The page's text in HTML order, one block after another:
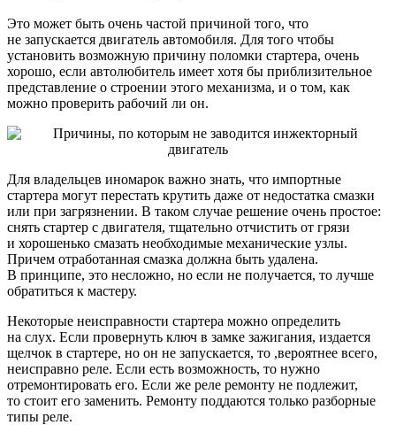
Это может быть очень частой причиной того, что
не запускается двигатель автомобиля. Для того чтобы
установить возможную причину поломки стартера, очень
хорошо, если автолюбитель имеет хотя бы приблизительное
представление о строении этого механизма, и о том, как
можно проверить рабочий ли он.
Для владельцев иномарок важно знать, что импортные
стартера могут перестать крутить даже от недостатка смазки
или при загрязнении. В таком случае решение очень простое:
снять стартер с двигателя, тщательно отчистить от грязи
и хорошенько смазать необходимые механические узлы.
Причем отработанная смазка должна быть удалена.
В принципе, это несложно, но если не получается, то лучше
обратиться к мастеру.
Некоторые неисправности стартера можно определить
на слух. Если провернуть ключ в замке зажигания, издается
щелчок в стартере, но он не запускается, то ,вероятнее всего,
неисправно реле. Если есть возможность, то нужно
отремонтировать его. Если же реле ремонту не подлежит,
то стоит его заменить. Ремонту поддаются только разборные
типы реле.